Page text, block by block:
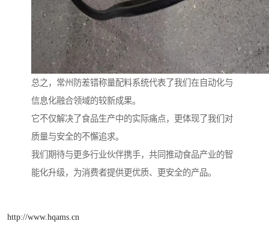
总之，常州防差错称量配料系统代表了我们在自动化与
信息化融合领域的较新成果。
它不仅解决了食品生产中的实际痛点，更体现了我们对
质量与安全的不懈追求。
我们期待与更多行业伙伴携手，共同推动食品产业的智
能化升级，为消费者提供更优质、更安全的产品。
http://www.hqams.cn